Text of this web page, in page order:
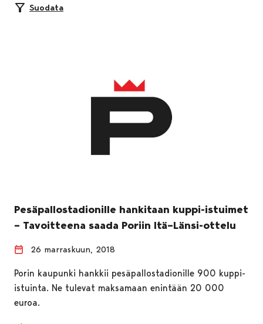
Suodata
Pesäpallostadionille hankitaan kuppi-istuimet
– Tavoitteena saada Poriin Itä–Länsi-ottelu
26 marraskuun, 2018
Porin kaupunki hankkii pesäpallostadionille 900 kuppi-
istuinta. Ne tulevat maksamaan enintään 20 000
euroa.